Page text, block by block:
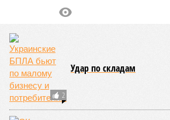
2
Удар по складам